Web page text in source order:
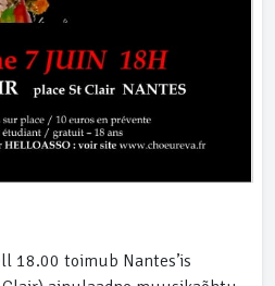
18.00 toimub Nantes’is